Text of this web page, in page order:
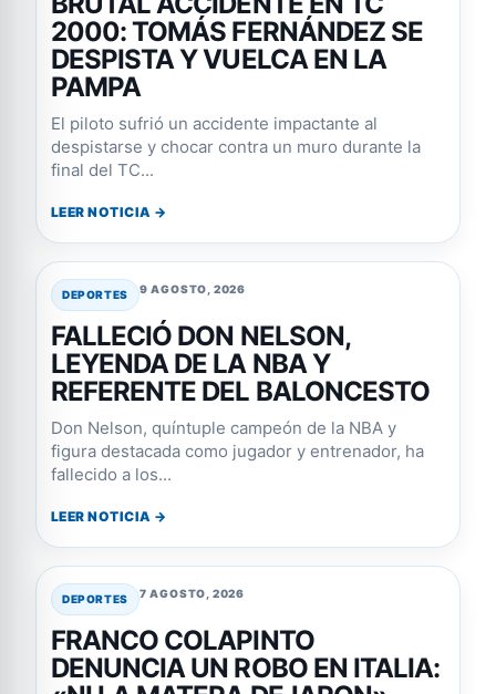
2000: TOMÁS FERNÁNDEZ SE
DESPISTA Y VUELCA EN LA
PAMPA
El piloto sufrió un accidente impactante al
despistarse y chocar contra un muro durante la
final del TC...
LEER NOTICIA →
DEPORTES 9 AGOSTO, 2026
FALLECIÓ DON NELSON,
LEYENDA DE LA NBA Y
REFERENTE DEL BALONCESTO
Don Nelson, quíntuple campeón de la NBA y
figura destacada como jugador y entrenador, ha
fallecido a los...
LEER NOTICIA →
DEPORTES 7 AGOSTO, 2026
FRANCO COLAPINTO
DENUNCIA UN ROBO EN ITALIA: